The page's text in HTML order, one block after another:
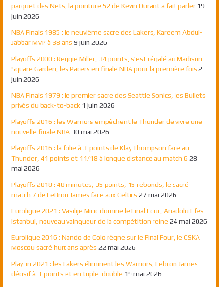
parquet des Nets, la pointure 52 de Kevin Durant a fait parler 19
juin 2026
NBA Finals 1985 : le neuvième sacre des Lakers, Kareem Abdul-
Jabbar MVP à 38 ans 9 juin 2026
Playoffs 2000 : Reggie Miller, 34 points, s’est régalé au Madison
Square Garden, les Pacers en finale NBA pour la première fois 2
juin 2026
NBA Finals 1979 : le premier sacre des Seattle Sonics, les Bullets
privés du back-to-back 1 juin 2026
Playoffs 2016 : les Warriors empêchent le Thunder de vivre une
nouvelle finale NBA 30 mai 2026
Playoffs 2016 : la folie à 3-points de Klay Thompson face au
Thunder, 41 points et 11/18 à longue distance au match 6 28
mai 2026
Playoffs 2018 : 48 minutes, 35 points, 15 rebonds, le sacré
match 7 de LeBron James face aux Celtics 27 mai 2026
Euroligue 2021 : Vasilije Micic domine le Final Four, Anadolu Efes
Istanbul, nouveau vainqueur de la compétition reine 24 mai 2026
Euroligue 2016 : Nando de Colo règne sur le Final Four, le CSKA
Moscou sacré huit ans après 22 mai 2026
Play-in 2021 : les Lakers éliminent les Warriors, Lebron James
décisif à 3-points et en triple-double 19 mai 2026